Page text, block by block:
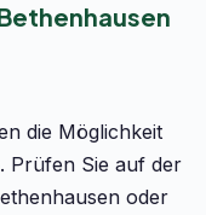
die Möglichkeit
Prüfen Sie auf der
oder